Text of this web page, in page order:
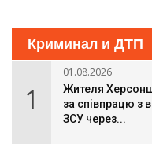
Криминал и ДТП
1
01.08.2026
Жителя
за співпрацю з
ЗСУ через...